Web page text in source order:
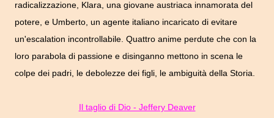
radicalizzazione, Klara, una giovane austriaca innamorata del
potere, e Umberto, un agente italiano incaricato di evitare
un'escalation incontrollabile. Quattro anime perdute che con la
loro parabola di passione e disinganno mettono in scena le
colpe dei padri, le debolezze dei figli, le ambiguità della Storia.
Il taglio di Dio - Jeffery Deaver